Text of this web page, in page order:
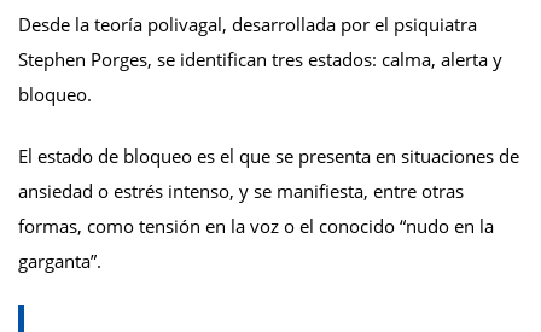
Desde la teoría polivagal, desarrollada por el psiquiatra
Stephen Porges, se identifican tres estados: calma, alerta y
bloqueo.
El estado de bloqueo es el que se presenta en situaciones de
ansiedad o estrés intenso, y se manifiesta, entre otras
formas, como tensión en la voz o el conocido “nudo en la
garganta”.